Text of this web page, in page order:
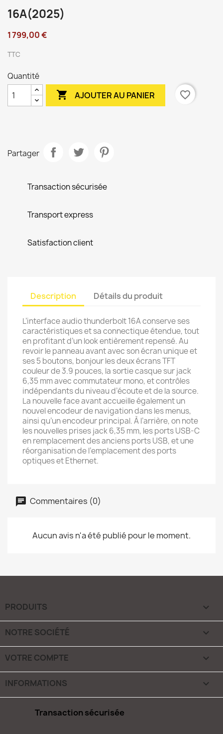
16A(2025)
1 799,00 €
TTC
Quantité
 AJOUTER AU PANIER favorite_border
Partager
Transaction sécurisée
Transport express
Satisfaction client
Description Détails du produit
L’in­ter­face audio thun­der­bolt 16A conserve ses
carac­té­ris­tiques et sa connec­tique éten­due, tout
en profi­tant d’un look entiè­re­ment repensé. Au
revoir le panneau avant avec son écran unique et
ses 5 boutons, bonjour les deux écrans TFT
couleur de 3.9 pouces, la sortie casque sur jack
6,35 mm avec commu­ta­teur mono, et contrôles
indé­pen­dants du niveau d’écoute et de la source.
La nouvelle face avant accueille égale­ment un
nouvel enco­deur de navi­ga­tion dans les menus,
ainsi qu’un enco­deur prin­ci­pal. À l’ar­rière, on note
les nouvelles prises jack 6,35 mm, les ports USB-C
en rempla­ce­ment des anciens ports USB, et une
réor­ga­ni­sa­tion de l’em­pla­ce­ment des ports
optiques et Ether­net.
Commentaires (0)
Aucun avis n'a été publié pour le moment.
PRODUITS 
NOTRE SOCIÉTÉ 
VOTRE COMPTE 
INFORMATIONS keyboard_arrow_down
Transaction sécurisée